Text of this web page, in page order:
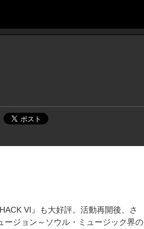
VI』も大好評。活動再開後、さ
ージョン～ソウル・ミュージック界の